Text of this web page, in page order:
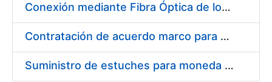
Conexión mediante Fibra Óptica de los Centros de Proceso de Datos (CPDs) de las sedes de la FNMT-RCM de Burgos y Madrid
Contratación de acuerdo marco para el Suministro de Material de Electricidad para la Fábrica Nacional de Moneda y Timbre-Real Casa de la Moneda en su centro de trabajo de Burgos
Suministro de estuches para moneda de 30 €